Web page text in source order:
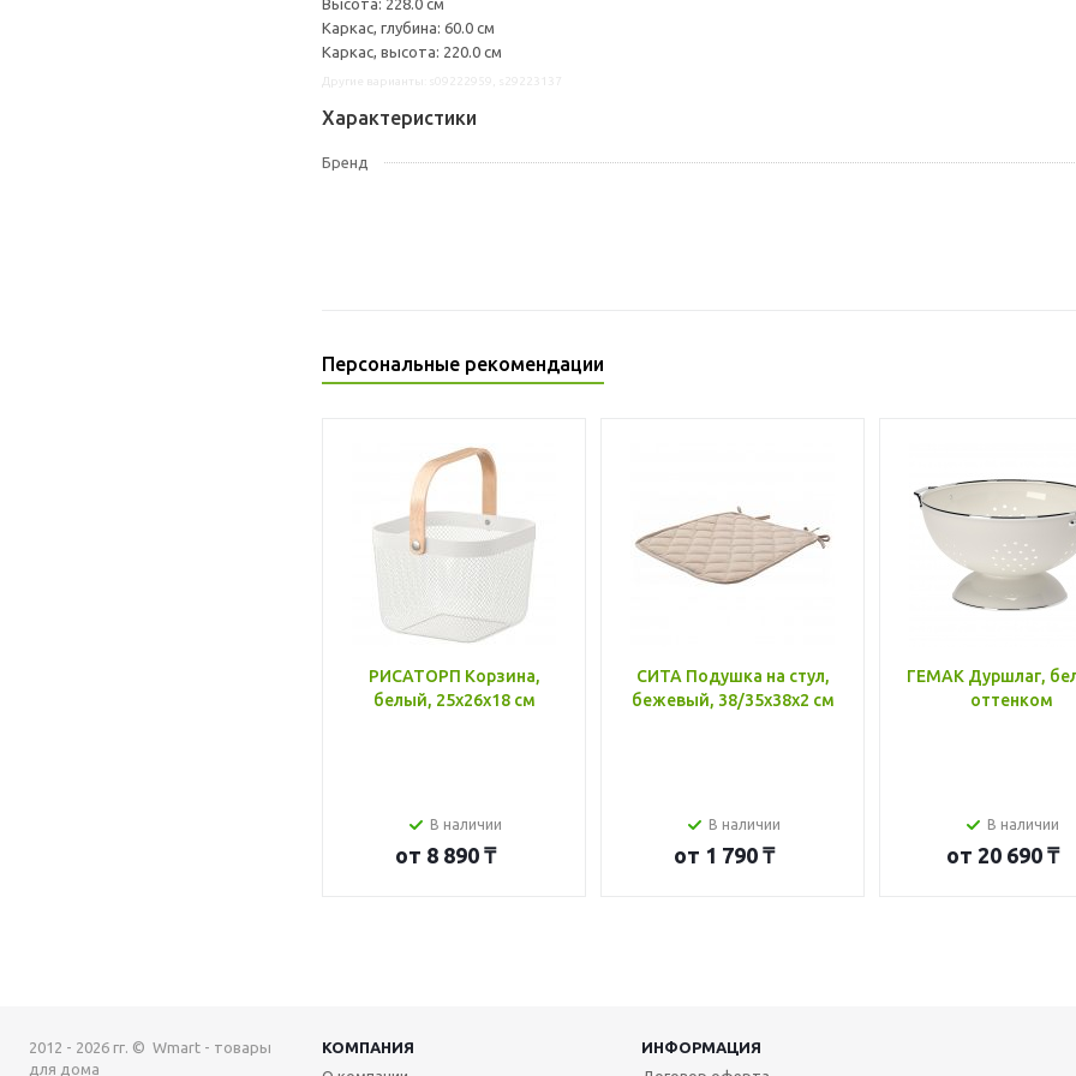
Высота: 228.0 см
Каркас, глубина: 60.0 см
Каркас, высота: 220.0 см
Характеристики
Бренд
Персональные рекомендации
РИСАТОРП Корзина,
белый, 25x26x18 см
В наличии
от 8 890 ₸
СИТА Подушка на стул,
бежевый, 38/35x38x2 см
В наличии
от 1 790 ₸
ГЕМАК Дуршлаг,
оттенком
В наличии
от 20 690 ₸
2012 - 2026 гг. © Wmart - товары
для дома
КОМПАНИЯ
ИНФОРМАЦИЯ